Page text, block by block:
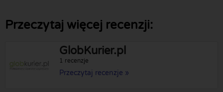
Przeczytaj więcej recenzji:
GlobKurier.pl
1 recenzje
Przeczytaj recenzje »